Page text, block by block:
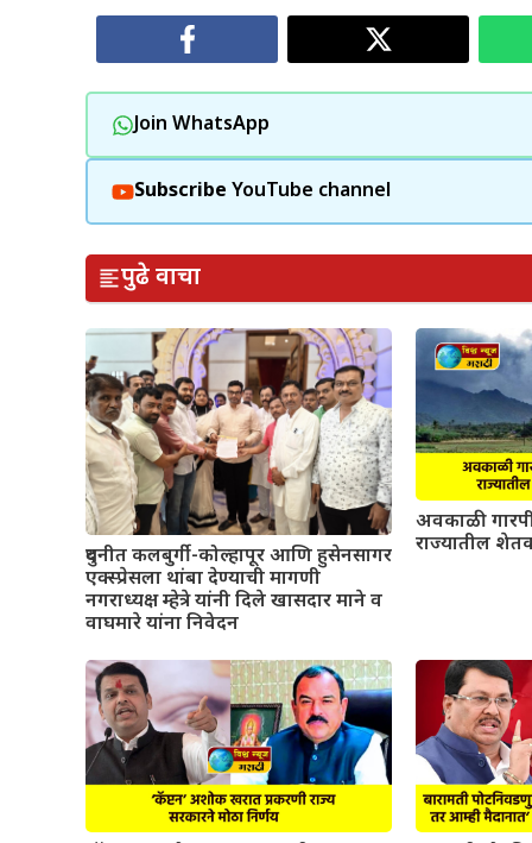
Join WhatsApp
Subscribe YouTube channel
पुढे वाचा
दुधनीत कलबुर्गी-कोल्हापूर आणि हुसेनसागर
एक्स्प्रेसला थांबा देण्याची मागणी
नगराध्यक्ष म्हेत्रे यांनी दिले खासदार माने व
वाघमारे यांना निवेदन
अवकाळी
राज्यातील